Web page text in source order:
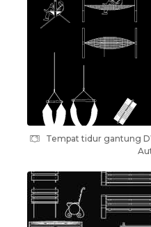
Tempat tidur gantung